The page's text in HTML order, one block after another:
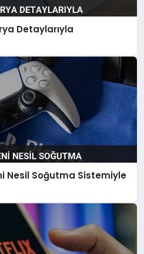
Detaylarıyla
Nesil Soğutma Sistemiyle